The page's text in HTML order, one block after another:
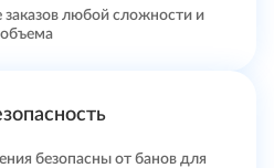
любой сложности и
объема
безопасны от банов для